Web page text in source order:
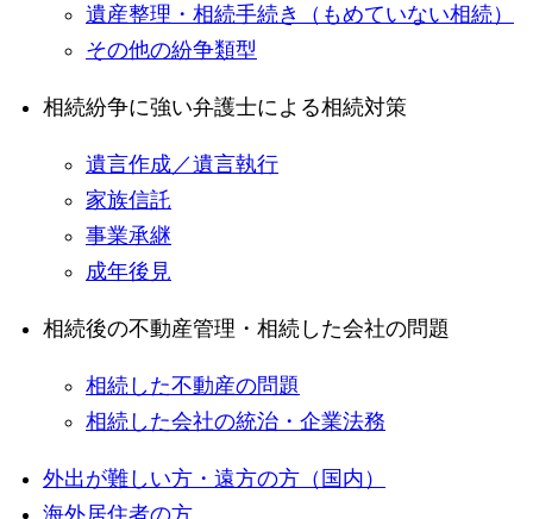
遺産整理・相続手続き（もめていない相続）
その他の紛争類型
相続紛争に強い弁護士による相続対策
遺言作成／遺言執行
家族信託
事業承継
成年後見
相続後の不動産管理・相続した会社の問題
相続した不動産の問題
相続した会社の統治・企業法務
外出が難しい方・遠方の方（国内）
海外居住者の方